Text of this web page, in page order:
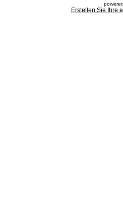
Erstellen Sie Ihre